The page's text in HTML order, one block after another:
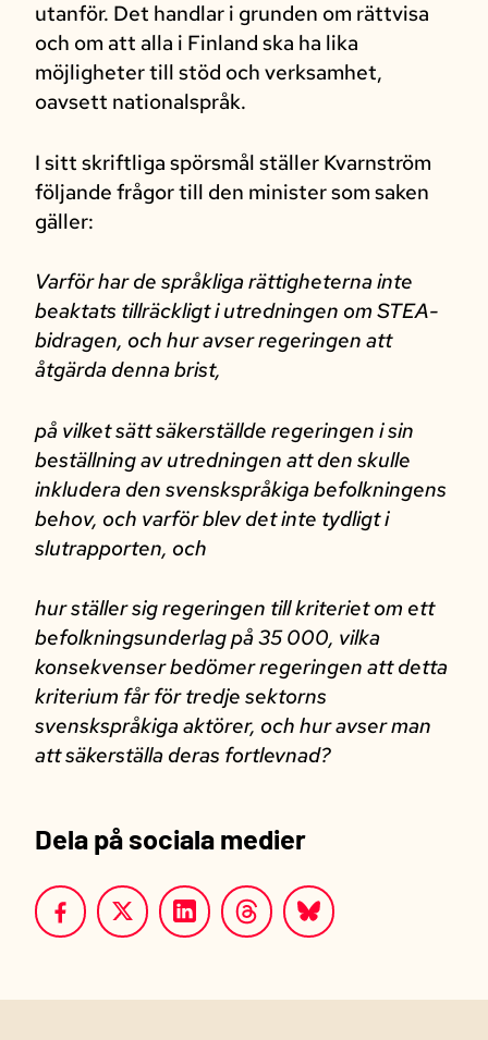
utanför. Det handlar i grunden om rättvisa
och om att alla i Finland ska ha lika
möjligheter till stöd och verksamhet,
oavsett nationalspråk.
I sitt skriftliga spörsmål ställer Kvarnström
följande frågor till den minister som saken
gäller:
Varför har de språkliga rättigheterna inte
beaktats tillräckligt i utredningen om STEA-
bidragen, och hur avser regeringen att
åtgärda denna brist,
på vilket sätt säkerställde regeringen i sin
beställning av utredningen att den skulle
inkludera den svenskspråkiga befolkningens
behov, och varför blev det inte tydligt i
slutrapporten, och
hur ställer sig regeringen till kriteriet om ett
befolkningsunderlag på 35 000, vilka
konsekvenser bedömer regeringen att detta
kriterium får för tredje sektorns
svenskspråkiga aktörer, och hur avser man
att säkerställa deras fortlevnad?
Dela på sociala medier